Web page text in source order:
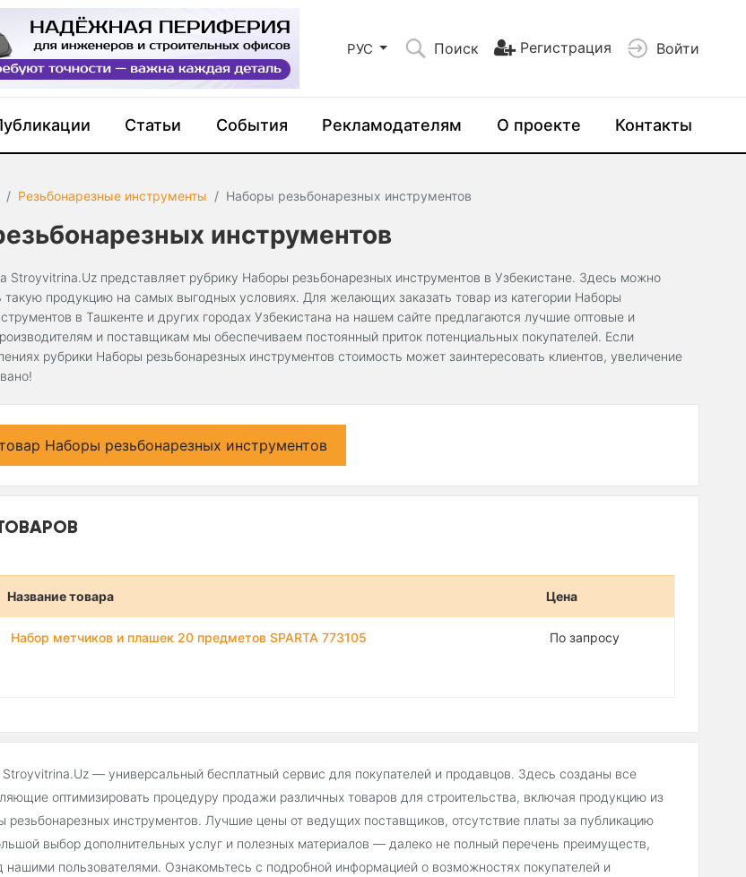
РУС Поиск Регистрация Войти
Статьи События Рекламодателям О проекте Контакты
Резьбонарезные инструменты Наборы резьбонарезных инструментов
инструментов
Stroyvitrina.Uz представляет рубрику Наборы резьбонарезных инструментов в Узбекистане. Здесь можно
такую продукцию на самых выгодных условиях. Для желающих заказать товар из категории Наборы
в Ташкенте и других городах Узбекистана на нашем сайте предлагаются лучшие оптовые и
и поставщикам мы обеспечиваем постоянный приток потенциальных покупателей. Если
рубрики Наборы резьбонарезных инструментов стоимость может заинтересовать клиентов, увеличение
Наборы резьбонарезных инструментов
Название товара Цена
Набор метчиков и плашек 20 предметов SPARTA 773105 По запросу
— универсальный бесплатный сервис для покупателей и продавцов. Здесь созданы все
оптимизировать процедуру продажи различных товаров для строительства, включая продукцию из
резьбонарезных инструментов. Лучшие цены от ведущих поставщиков, отсутствие платы за публикацию
выбор дополнительных услуг и полезных материалов — далеко не полный перечень преимуществ,
нашими пользователями. Ознакомьтесь с подробной информацией о возможностях покупателей и